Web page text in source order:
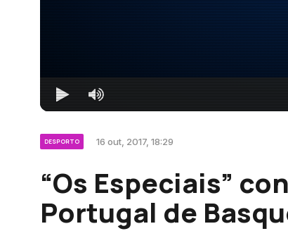
DESPORTO 16 out, 2017, 18:29
“Os Especiais”
Portugal de